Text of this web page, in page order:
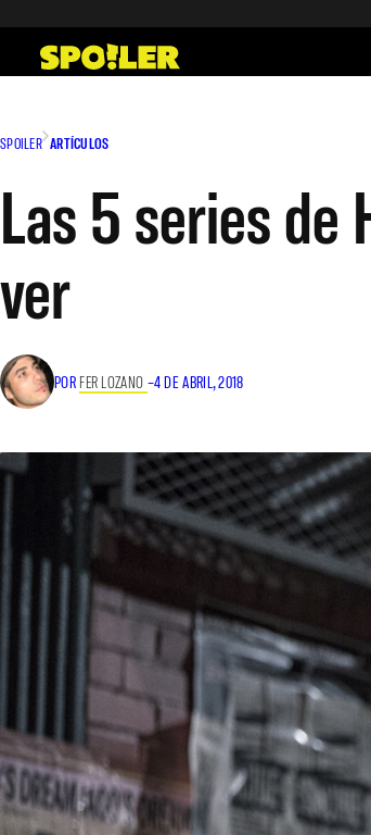
contenido
SPOILER ARTÍCULOS
Las 5 series de
ver
POR FER LOZANO –4 DE ABRIL, 2018